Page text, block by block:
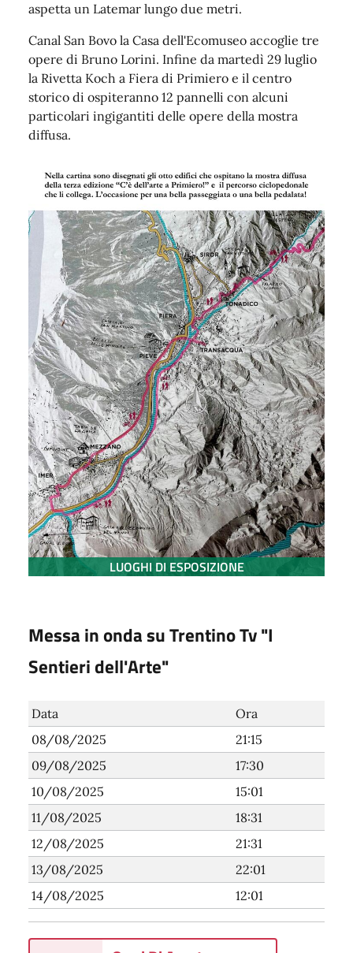
aspetta un Latemar lungo due metri.
Canal San Bovo la Casa dell'Ecomuseo accoglie tre
opere di Bruno Lorini. Infine da martedì 29 luglio
la Rivetta Koch a Fiera di Primiero e il centro
storico di ospiteranno 12 pannelli con alcuni
particolari ingigantiti delle opere della mostra
diffusa.
LUOGHI DI ESPOSIZIONE
Messa in onda su Trentino Tv "I
Sentieri dell'Arte"
Data
Ora
08/08/2025
21:15
09/08/2025
17:30
10/08/2025
15:01
11/08/2025
18:31
12/08/2025
21:31
13/08/2025
22:01
14/08/2025
12:01